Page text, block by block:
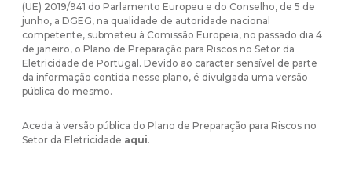
(UE) 2019/941 do Parlamento Europeu e do Conselho, de 5 de
junho, a DGEG, na qualidade de autoridade nacional
competente, submeteu à Comissão Europeia, no passado dia 4
de janeiro, o Plano de Preparação para Riscos no Setor da
Eletricidade de Portugal. Devido ao caracter sensível de parte
da informação contida nesse plano, é divulgada uma versão
pública do mesmo.
Aceda à versão pública do Plano de Preparação para Riscos no
Setor da Eletricidade aqui.